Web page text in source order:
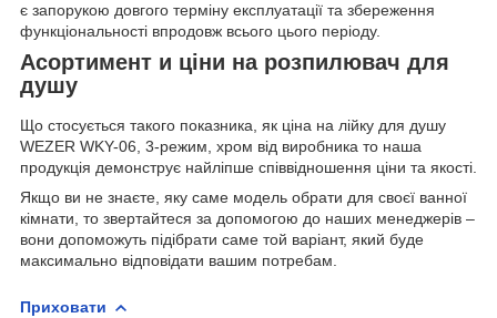
є запорукою довгого терміну експлуатації та збереження
функціональності впродовж всього цього періоду.
Асортимент и ціни на розпилювач для
душу
Що стосується такого показника, як ціна на лійку для душу
WEZER WKY-06, 3-режим, хром від виробника то наша
продукція демонструє найліпше співвідношення ціни та якості.
Якщо ви не знаєте, яку саме модель обрати для своєї ванної
кімнати, то звертайтеся за допомогою до наших менеджерів –
вони допоможуть підібрати саме той варіант, який буде
максимально відповідати вашим потребам.
Приховати